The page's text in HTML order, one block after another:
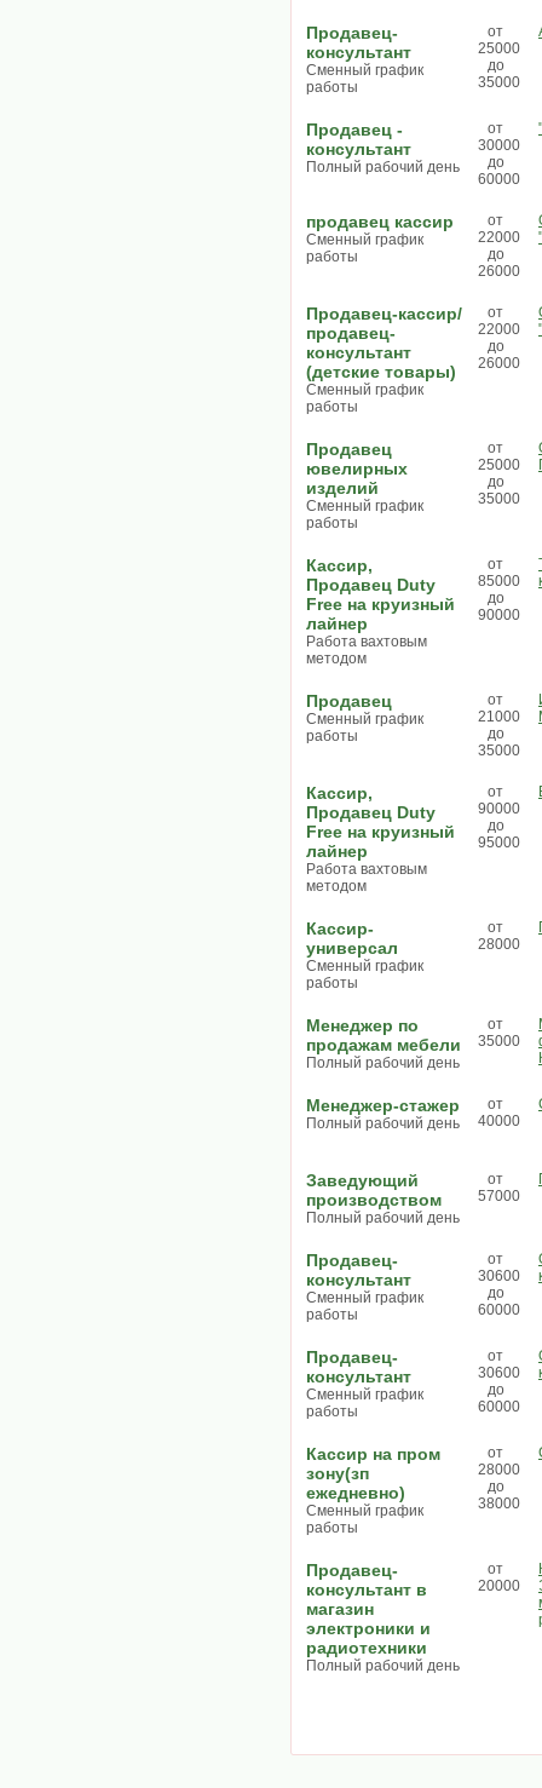
Продавец-
консультант
Сменный график
работы
от
25000
до
35000
Продавец -
консультант
Полный рабочий день
от
30000
до
60000
продавец кассир
Сменный график
работы
от
22000
до
26000
Продавец-кассир/
продавец-
консультант
(детские товары)
Сменный график
работы
от
22000
до
26000
Продавец
ювелирных
изделий
Сменный график
работы
от
25000
до
35000
Кассир,
Продавец Duty
Free на круизный
лайнер
Работа вахтовым
методом
от
85000
до
90000
Продавец
Сменный график
работы
от
21000
до
35000
Кассир,
Продавец Duty
Free на круизный
лайнер
Работа вахтовым
методом
от
90000
до
95000
Кассир-
универсал
Сменный график
работы
от
28000
Менеджер по
продажам мебели
Полный рабочий день
от
35000
Менеджер-стажер
Полный рабочий день
от
40000
Заведующий
производством
Полный рабочий день
от
57000
Продавец-
консультант
Сменный график
работы
от
30600
до
60000
Продавец-
консультант
Сменный график
работы
от
30600
до
60000
Кассир на пром
зону(зп
ежедневно)
Сменный график
работы
от
28000
до
38000
Продавец-
консультант в
магазин
электроники и
радиотехники
Полный рабочий день
от
20000